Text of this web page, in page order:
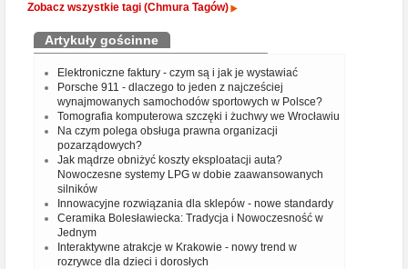
Zobacz wszystkie tagi (Chmura Tagów)
Artykuły gościnne
Elektroniczne faktury - czym są i jak je wystawiać
Porsche 911 - dlaczego to jeden z najcześciej
wynajmowanych samochodów sportowych w Polsce?
Tomografia komputerowa szczęki i żuchwy we Wrocławiu
Na czym polega obsługa prawna organizacji
pozarządowych?
Jak mądrze obniżyć koszty eksploatacji auta?
Nowoczesne systemy LPG w dobie zaawansowanych
silników
Innowacyjne rozwiązania dla sklepów - nowe standardy
Ceramika Bolesławiecka: Tradycja i Nowoczesność w
Jednym
Interaktywne atrakcje w Krakowie - nowy trend w
rozrywce dla dzieci i dorosłych